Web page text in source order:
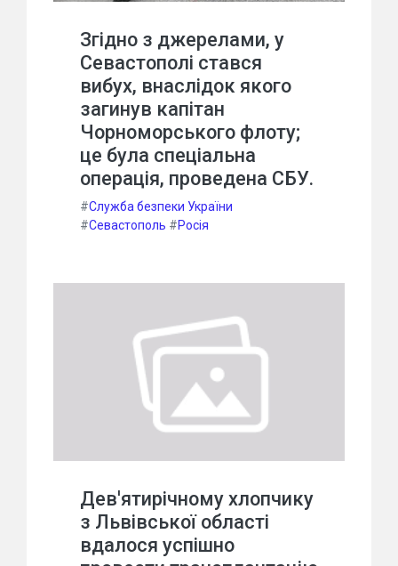
Згідно з джерелами, у
Севастополі стався
вибух, внаслідок якого
загинув капітан
Чорноморського флоту;
це була спеціальна
операція, проведена СБУ.
#Служба безпеки України
#Севастополь #Росія
Дев'ятирічному хлопчику
з Львівської області
вдалося успішно